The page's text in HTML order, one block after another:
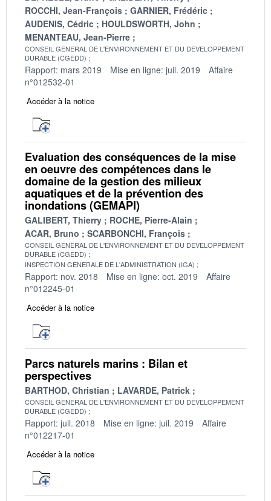
ROCCHI, Jean-François
GARNIER, Frédéric
AUDENIS, Cédric
HOULDSWORTH, John
MENANTEAU, Jean-Pierre
CONSEIL GENERAL DE L'ENVIRONNEMENT ET DU DEVELOPPEMENT
DURABLE (CGEDD)
Rapport: mars 2019 Mise en ligne: juil. 2019
Affaire
n°012532-01
Accéder à la notice
Evaluation des conséquences de la mise
en oeuvre des compétences dans le
domaine de la gestion des milieux
aquatiques et de la prévention des
inondations (GEMAPI)
GALIBERT, Thierry
ROCHE, Pierre-Alain
ACAR, Bruno
SCARBONCHI, François
CONSEIL GENERAL DE L'ENVIRONNEMENT ET DU DEVELOPPEMENT
DURABLE (CGEDD)
INSPECTION GENERALE DE L'ADMINISTRATION (IGA)
Rapport: nov. 2018 Mise en ligne: oct. 2019
Affaire
n°012245-01
Accéder à la notice
Parcs naturels marins : Bilan et
perspectives
BARTHOD, Christian LAVARDE, Patrick
CONSEIL GENERAL DE L'ENVIRONNEMENT ET DU DEVELOPPEMENT
DURABLE (CGEDD)
Rapport: juil. 2018 Mise en ligne: juil. 2019
Affaire
n°012217-01
Accéder à la notice